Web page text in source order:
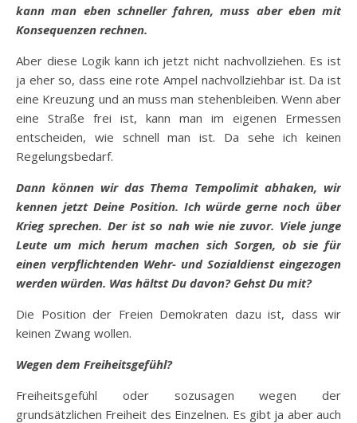
kann man eben schneller fahren, muss aber eben mit
Konsequenzen rechnen.
Aber diese Logik kann ich jetzt nicht nachvollziehen. Es ist
ja eher so, dass eine rote Ampel nachvollziehbar ist. Da ist
eine Kreuzung und an muss man stehenbleiben. Wenn aber
eine Straße frei ist, kann man im eigenen Ermessen
entscheiden, wie schnell man ist. Da sehe ich keinen
Regelungsbedarf.
Dann können wir das Thema Tempolimit abhaken, wir
kennen jetzt Deine Position. Ich würde gerne noch über
Krieg sprechen. Der ist so nah wie nie zuvor. Viele junge
Leute um mich herum machen sich Sorgen, ob sie für
einen verpflichtenden Wehr- und Sozialdienst eingezogen
werden würden. Was hältst Du davon? Gehst Du mit?
Die Position der Freien Demokraten dazu ist, dass wir
keinen Zwang wollen.
Wegen dem Freiheitsgefühl?
Freiheitsgefühl oder sozusagen wegen der
grundsätzlichen Freiheit des Einzelnen. Es gibt ja aber auch